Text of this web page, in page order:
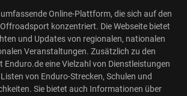
Online-Plattform, die sich auf den
konzentriert. Die Webseite bietet
und Updates von regionalen, nationalen
Veranstaltungen. Zusätzlich zu den
Enduro.de eine Vielzahl von Dienstleistungen
von Enduro-Strecken, Schulen und
Sie bietet auch Informationen über